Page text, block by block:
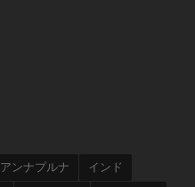
アンナプルナ インド